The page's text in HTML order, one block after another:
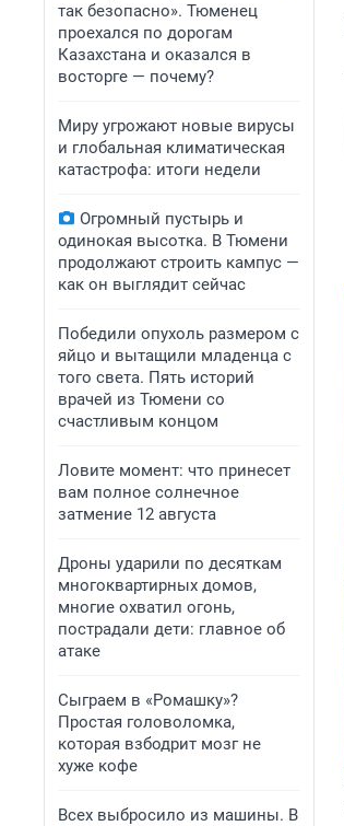
так безопасно». Тюменец
проехался по дорогам
Казахстана и оказался в
восторге — почему?
Миру угрожают новые вирусы
и глобальная климатическая
катастрофа: итоги недели
Огромный пустырь и
одинокая высотка. В Тюмени
продолжают строить кампус —
как он выглядит сейчас
Победили опухоль размером с
яйцо и вытащили младенца с
того света. Пять историй
врачей из Тюмени со
счастливым концом
Ловите момент: что принесет
вам полное солнечное
затмение 12 августа
Дроны ударили по десяткам
многоквартирных домов,
многие охватил огонь,
пострадали дети: главное об
атаке
Сыграем в «Ромашку»?
Простая головоломка,
которая взбодрит мозг не
хуже кофе
Всех выбросило из машины. В